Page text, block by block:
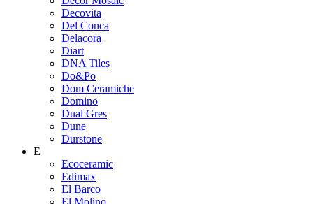
Decovita
Del Conca
Delacora
Diart
DNA Tiles
Do&Po
Dom Ceramiche
Domino
Dual Gres
Dune
Durstone
E
Ecoceramic
Edimax
El Barco
El Molino